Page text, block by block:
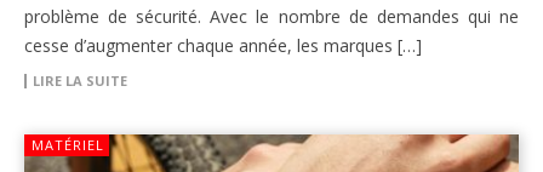
problème de sécurité. Avec le nombre de demandes qui ne
cesse d’augmenter chaque année, les marques […]
LIRE LA SUITE
MATÉRIEL